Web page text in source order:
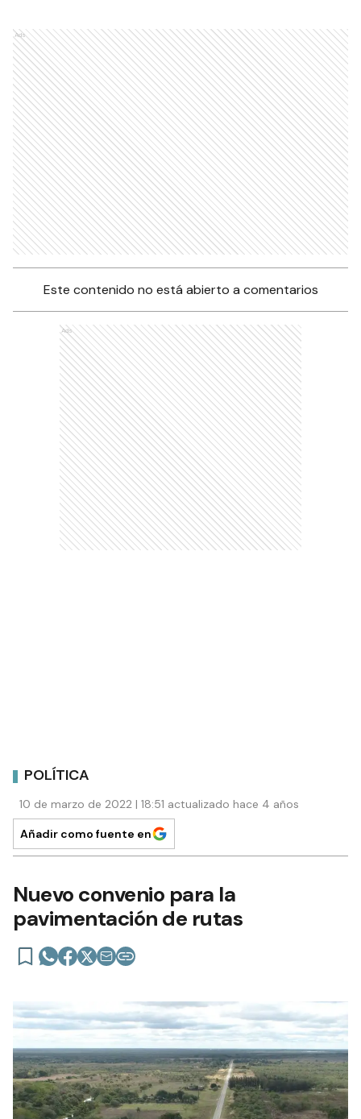
Ads
Este contenido no está abierto a comentarios
Ads
POLÍTICA
10 de marzo de 2022 | 18:51 actualizado hace 4 años
Añadir como fuente en
Nuevo convenio para la
pavimentación de rutas